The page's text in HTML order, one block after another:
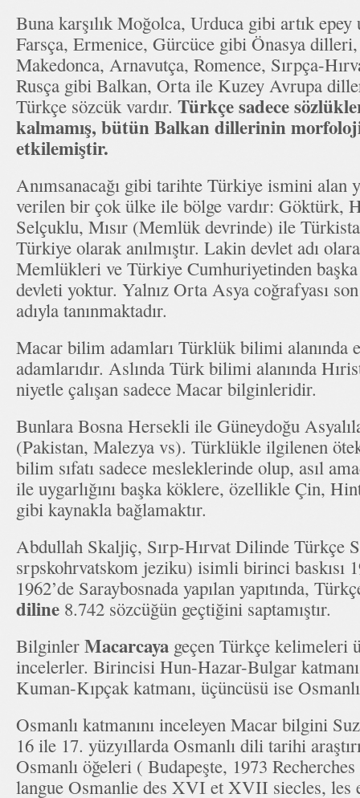
Buna karşılık Moğolca, Urduca gibi artık
Farsça, Ermenice, Gürcüce gibi Önasya
Makedonca, Arnavutça, Romence, Sırpça-
Rusça gibi Balkan, Orta ile Kuzey Avrupa
Türkçe sözcük vardır. Türkçe sadece
kalmamış, bütün Balkan dillerinin morfoloji
etkilemiştir.
Anımsanacağı gibi tarihte Türkiye ismini alan
verilen bir çok ülke ile bölge vardır: Göktürk,
Selçuklu, Mısır (Memlük devrinde) ile
Türkiye olarak anılmıştır. Lakin devlet adı
Memlükleri ve Türkiye Cumhuriyetinden
devleti yoktur. Yalnız Orta Asya coğrafyası
adıyla tanınmaktadır.
Macar bilim adamları Türklük bilimi alanında
adamlarıdır. Aslında Türk bilimi alanında
niyetle çalışan sadece Macar bilginleridir.
Bunlara Bosna Hersekli ile Güneydoğu
(Pakistan, Malezya vs). Türklükle ilgilenen
bilim sıfatı sadece mesleklerinde olup, asıl
ile uygarlığını başka köklere, özellikle Çin,
gibi kaynakla bağlamaktır.
Abdullah Skaljiç, Sırp-Hırvat Dilinde Türkçe
srpskohrvatskom jeziku) isimli birinci baskısı
1962’de Saraybosnada yapılan yapıtında,
diline 8.742 sözcüğün geçtiğini saptamıştır.
Bilginler Macarcaya geçen Türkçe kelimeleri
incelerler. Birincisi Hun-Hazar-Bulgar
Kuman-Kıpçak katmanı, üçüncüsü ise
Osmanlı katmanını inceleyen Macar bilgini
16 ile 17. yüzyıllarda Osmanlı dili tarihi
Osmanlı öğeleri ( Budapeşte, 1973
langue Osmanlie des XVI et XVII siecles, les